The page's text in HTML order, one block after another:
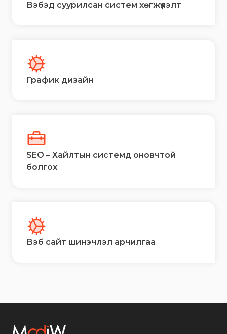
Вэбэд суурилсан систем хөгжүүлэлт
График дизайн
SEO – Хайлтын системд оновчтой
болгох
Вэб сайт шинэчлэл арчилгаа